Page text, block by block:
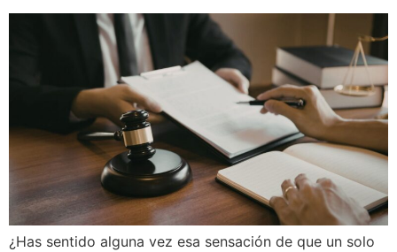
¿Has sentido alguna vez esa sensación de que un solo